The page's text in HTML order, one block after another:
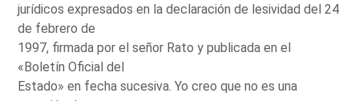
jurídicos expresados en la declaración de lesividad del 24
de febrero de
1997, firmada por el señor Rato y publicada en el
«Boletín Oficial del
Estado» en fecha sucesiva. Yo creo que no es una